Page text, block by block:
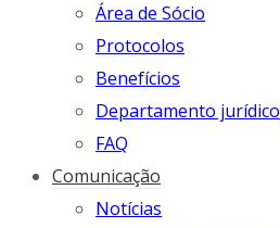
Área de Sócio
Protocolos
Benefícios
Departamento jurídico
FAQ
Comunicação
Notícias